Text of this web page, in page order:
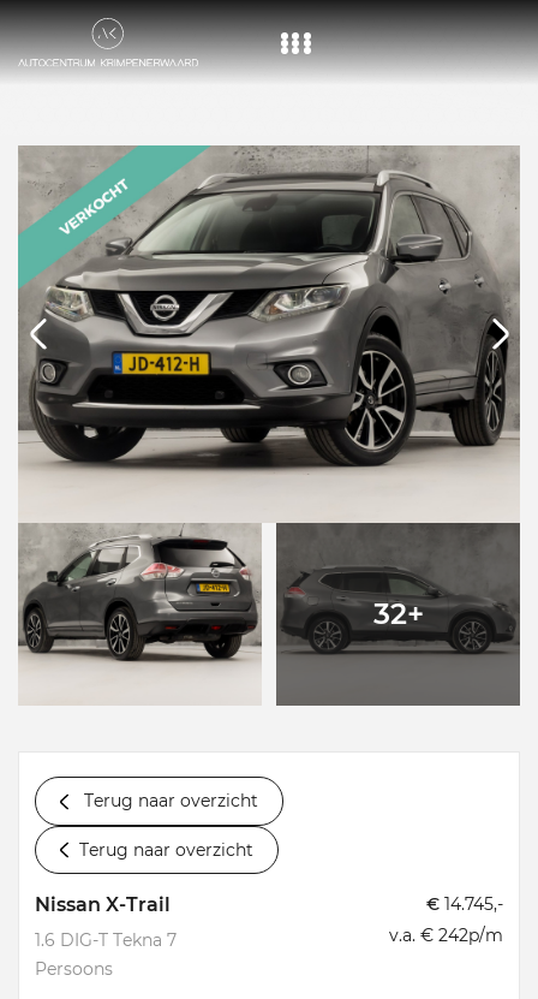
Aanbod
Diensten
Over ons
Vacature
Contact
32+
Terug naar overzicht
Terug naar overzicht
Nissan X-Trail
1.6 DIG-T Tekna 7
Persoons
€ 14.745,-
v.a. € 242p/m